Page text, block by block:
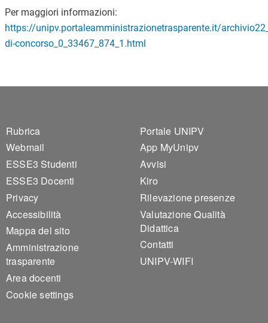
Per maggiori informazioni:
https://unipv.portaleamministrazionetrasparente.it/
di-concorso_0_33467_874_1.html
Footer 1
Rubrica
Webmail
ESSE3 Studenti
ESSE3 Docenti
Privacy
Accessibilità
Mappa del sito
Amministrazione
trasparente
Area docenti
Cookie settings
Footer 2
Portale UNIPV
App MyUnipv
Avvisi
Kiro
Rilevazione presenze
Valutazione Qualità
Didattica
Contatti
UNIPV-WIFI